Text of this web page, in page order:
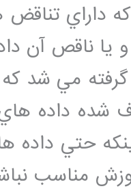
داراي
و يا ناقص آن
مي شد
شده داده
حتي داده
مناسب